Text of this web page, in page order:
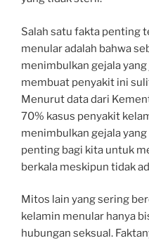
Salah satu fakta penting
menular adalah bahwa
menimbulkan gejala yang
membuat penyakit ini
Menurut data dari
70% kasus penyakit
menimbulkan gejala
penting bagi kita untuk
berkala meskipun tidak
Mitos lain yang sering
kelamin menular hanya
hubungan seksual.